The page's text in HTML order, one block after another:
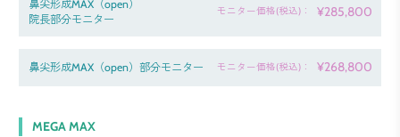
鼻尖形成MAX（open）
院長部分モニター
モニター価格(税込)： ¥285,800
鼻尖形成MAX（open）部分モニター モニター価格(税込)： ¥268,800
MEGA MAX